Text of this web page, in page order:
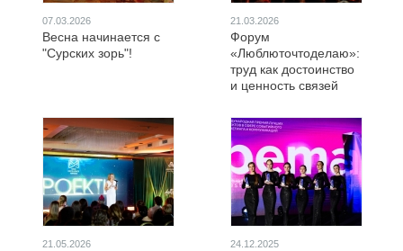
07.03.2026
Весна начинается с
"Сурских зорь"!
21.03.2026
Форум
«Люблюточтоделаю»:
труд как достоинство
и ценность связей
21.05.2026 24.12.2025